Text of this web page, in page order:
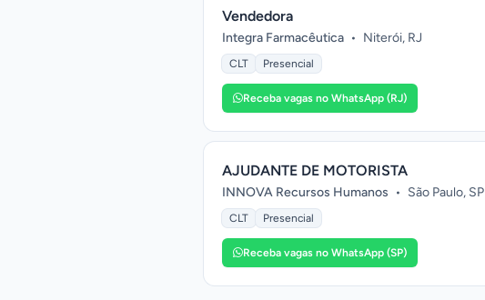
Vendedora
Integra Farmacêutica • Niterói, RJ
CLT Presencial
Receba vagas no WhatsApp (RJ)
AJUDANTE DE MOTORISTA
INNOVA Recursos Humanos • São Paulo, SP
CLT Presencial
Receba vagas no WhatsApp (SP)